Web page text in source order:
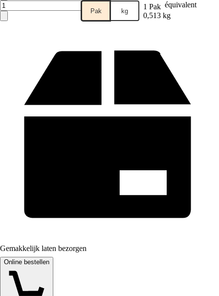
Pak kg 1 Pak équivalent
0,513 kg
Gemakkelijk laten bezorgen
Online bestellen